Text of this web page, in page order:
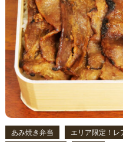
あみ焼き弁当 エリア限定！レ